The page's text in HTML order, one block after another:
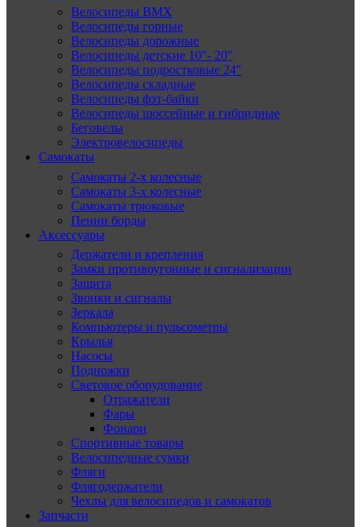
Велосипеды BMX
Велосипеды горные
Велосипеды дорожные
Велосипеды детские 10″- 20″
Велосипеды подростковые 24″
Велосипеды складные
Велосипеды фэт-байки
Велосипеды шоссейные и гибридные
Беговелы
Электровелосипеды
Самокаты
Самокаты 2-х колесные
Самокаты 3-х колесные
Самокаты трюковые
Пенни борды
Аксессуары
Держатели и крепления
Замки противоугонные и сигнализации
Защита
Звонки и сигналы
Зеркала
Компьютеры и пульсометры
Крылья
Насосы
Подножки
Световое оборудование
Отражатели
Фары
Фонари
Спортивные товары
Велосипедные сумки
Фляги
Флягодержатели
Чехлы для велосипедов и самокатов
Запчасти